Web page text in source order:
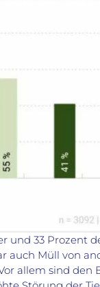
und 33 Prozent
auch Müll von
allem sind